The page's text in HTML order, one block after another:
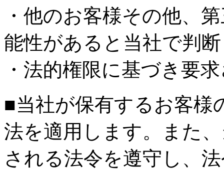
・他のお客様その他、
能性があると当社で判
・法的権限に基づき要
■当社が保有するお客様
法を適用します。また
される法令を遵守し、